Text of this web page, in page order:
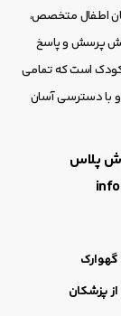
اطفال متخصص،
پرسش و پاسخ
کودک است که تمامی
و با دسترسی آسان
پلاس
پزشکان